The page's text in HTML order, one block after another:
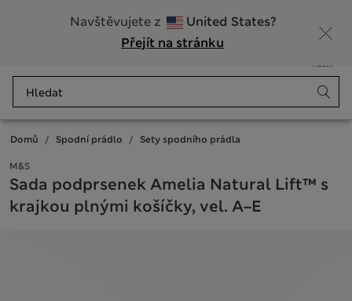
Navštěvujete z
United States?
Přejít na stránku
Košík
Domů Spodní prádlo Sety spodního prádla
M&S
Sada podprsenek Amelia Natural Lift™ s
krajkou plnými košíčky, vel. A–E